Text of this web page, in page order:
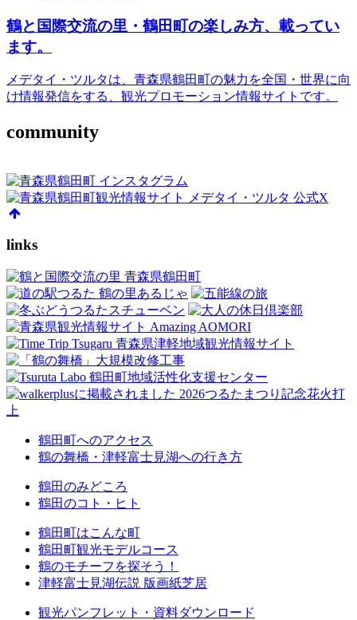
鶴と国際交流の里・鶴田町の楽しみ方、載ってい
ます。
メデタイ・ツルタは、青森県鶴田町の魅力を全国・世界に向
け情報発信をする、観光プロモーション情報サイトです。
community
links
鶴田町へのアクセス
鶴の舞橋・津軽富士見湖への行き方
鶴田のみどころ
鶴田のコト・ヒト
鶴田町はこんな町
鶴田町観光モデルコース
鶴のモチーフを探そう！
津軽富士見湖伝説 版画紙芝居
観光パンフレット・資料ダウンロード